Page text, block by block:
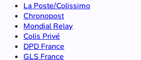
La Poste/Colissimo
Chronopost
Mondial Relay
Colis Privé
DPD France
GLS France